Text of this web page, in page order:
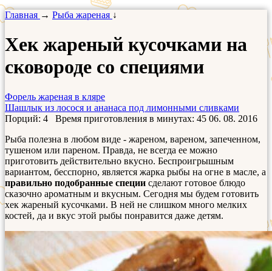
Главная → Рыба жареная ↓
Хек жареный кусочками на
сковороде со специями
Форель жареная в кляре
Шашлык из лосося и ананаса под лимонными сливками
Порций: 4 Время приготовления в минутах: 45 06. 08. 2016
Рыба полезна в любом виде - жареном, вареном, запеченном,
тушеном или пареном. Правда, не всегда ее можно
приготовить действительно вкусно. Беспроигрышным
вариантом, бесспорно, является жарка рыбы на огне в масле, а
правильно подобранные специи сделают готовое блюдо
сказочно ароматным и вкусным. Сегодня мы будем готовить
хек жареный кусочками. В ней не слишком много мелких
костей, да и вкус этой рыбы понравится даже детям.